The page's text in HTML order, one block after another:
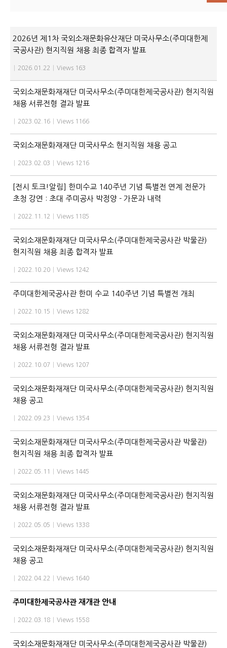
2026년 제1차 국외소재문화유산재단 미국사무소(주미대한제
국공사관) 현지직원 채용 최종 합격자 발표
2026.01.22 Views 163
국외소재문화재재단 미국사무소(주미대한제국공사관) 현지직원
채용 서류전형 결과 발표
2023.02.16 Views 1166
국외소재문화재재단 미국사무소 현지직원 채용 공고
2023.02.03 Views 1216
[전시 토크!알림] 한미수교 140주년 기념 특별전 연계 전문가
초청 강연 : 초대 주미공사 박정양 - 가문과 내력
2022.11.12 Views 1185
국외소재문화재재단 미국사무소(주미대한제국공사관 박물관)
현지직원 채용 최종 합격자 발표
2022.10.20 Views 1242
주미대한제국공사관 한미 수교 140주년 기념 특별전 개최
2022.10.15 Views 1282
국외소재문화재재단 미국사무소(주미대한제국공사관) 현지직원
채용 서류전형 결과 발표
2022.10.07 Views 1207
국외소재문화재재단 미국사무소(주미대한제국공사관) 현지직원
채용 공고
2022.09.23 Views 1354
국외소재문화재재단 미국사무소(주미대한제국공사관 박물관)
현지직원 채용 최종 합격자 발표
2022.05.11 Views 1445
국외소재문화재재단 미국사무소(주미대한제국공사관) 현지직원
채용 서류전형 결과 발표
2022.05.05 Views 1338
국외소재문화재재단 미국사무소(주미대한제국공사관) 현지직원
채용 공고
2022.04.22 Views 1640
주미대한제국공사관 재개관 안내
2022.03.18 Views 1558
국외소재문화재재단 미국사무소(주미대한제국공사관 박물관)